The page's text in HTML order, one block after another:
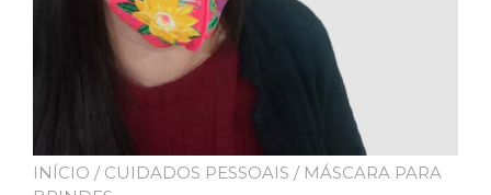
INÍCIO / CUIDADOS PESSOAIS / MÁSCARA PARA